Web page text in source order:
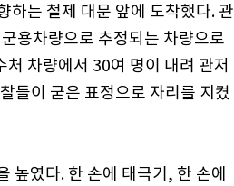
하는 철제 대문 앞에 도착했다. 관
용차량으로 추정되는 차량으로
차량에서 30여 명이 내려 관저
들이 굳은 표정으로 자리를 지켰
높였다. 한 손에 태극기, 한 손에